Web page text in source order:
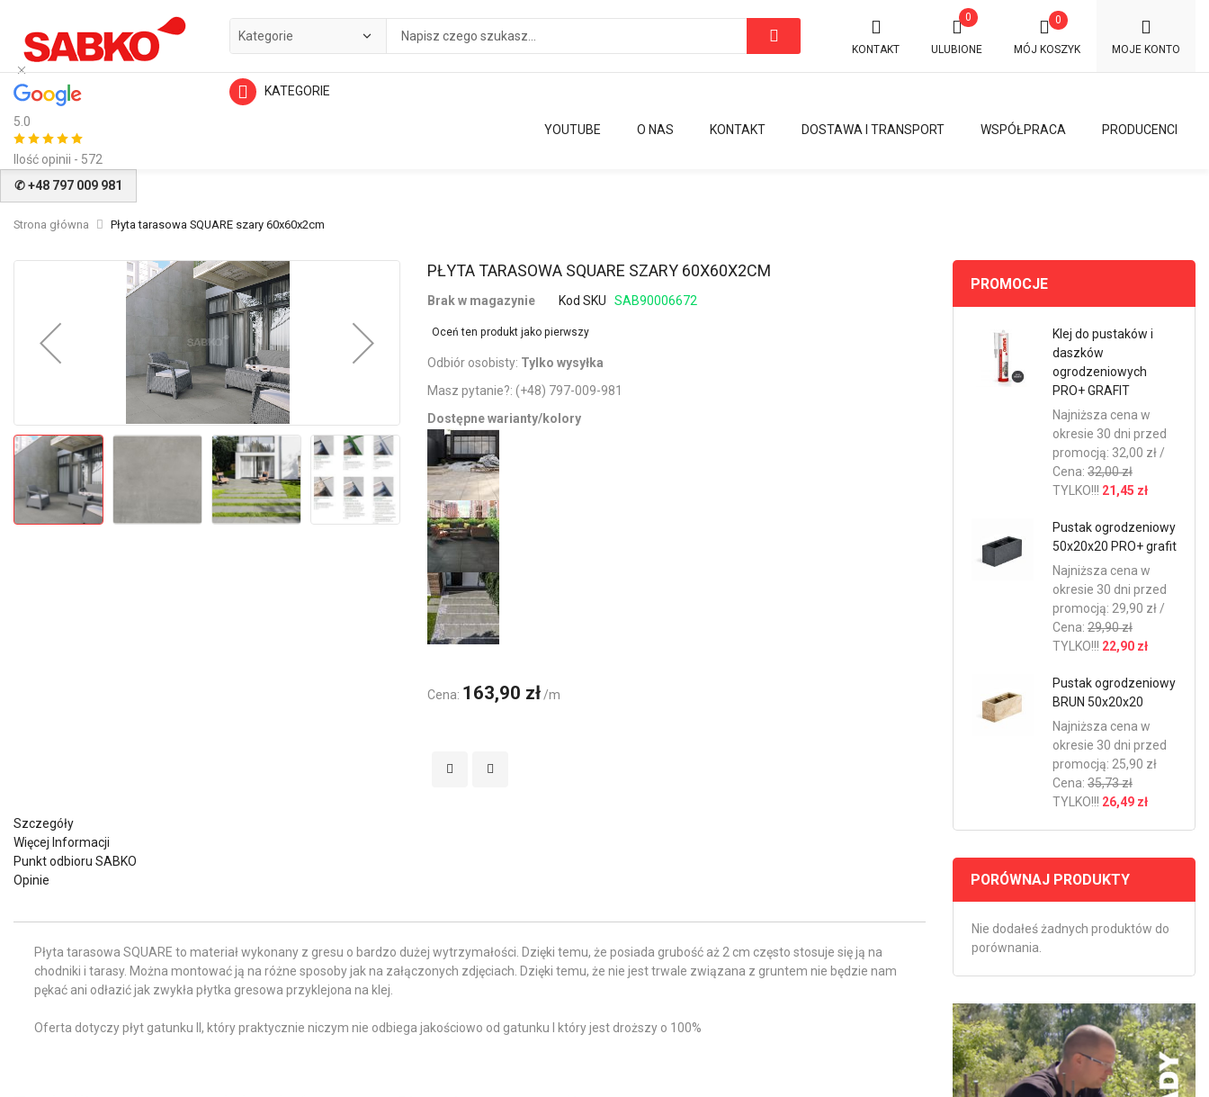
5.0
Ilość opinii - 572
KONTAKT
0
ULUBIONE MÓJ KOSZYK
0
MOJE KONTO
KATEGORIE
PRODUCENCI
WSPÓŁPRACA
DOSTAWA I TRANSPORT
KONTAKT
O NAS
YOUTUBE
✆ +48 797 009 981
Strona główna Płyta tarasowa SQUARE szary 60x60x2cm
Przejdź
początek
PŁYTA TARASOWA SQUARE SZARY 60X60X2CM
Brak w magazynie Kod SKU SAB90006672
Oceń ten produkt jako pierwszy
Odbiór osobisty: Tylko wysyłka
Masz pytanie?: (+48) 797-009-981
Dostępne warianty/kolory
Cena: 163,90 zł /m
Szczegóły
Więcej Informacji
Punkt odbioru SABKO
Opinie
Płyta tarasowa SQUARE to materiał wykonany z gresu o bardzo dużej wytrzymałości. Dzięki temu, że posiada grubość aż 2 cm często stosuje się ją na
chodniki i tarasy. Można montować ją na różne sposoby jak na załączonych zdjęciach. Dzięki temu, że nie jest trwale związana z gruntem nie będzie nam
pękać ani odłazić jak zwykła płytka gresowa przyklejona na klej.
Oferta dotyczy płyt gatunku II, który praktycznie niczym nie odbiega jakościowo od gatunku I który jest droższy o 100%
PROMOCJE
Klej do pustaków i
daszków
ogrodzeniowych
PRO+ GRAFIT
Najniższa cena w
okresie 30 dni przed
promocją: 32,00 zł /
Cena: 32,00 zł
TYLKO!!! 21,45 zł
Pustak ogrodzeniowy
50x20x20 PRO+ grafit
Najniższa cena w
okresie 30 dni przed
promocją: 29,90 zł /
Cena: 29,90 zł
TYLKO!!! 22,90 zł
Pustak ogrodzeniowy
BRUN 50x20x20
Najniższa cena w
okresie 30 dni przed
promocją: 25,90 zł
Cena: 35,73 zł
TYLKO!!! 26,49 zł
PORÓWNAJ PRODUKTY
Nie dodałeś żadnych produktów do
porównania.